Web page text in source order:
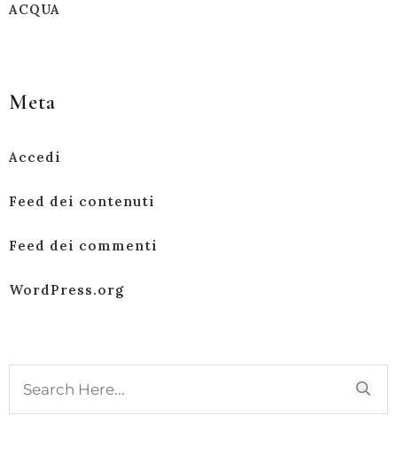
ACQUA
Meta
Accedi
Feed dei contenuti
Feed dei commenti
WordPress.org